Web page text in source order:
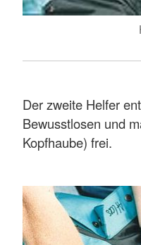
Der zweite Helfer
Bewusstlosen und
Kopfhaube) frei.